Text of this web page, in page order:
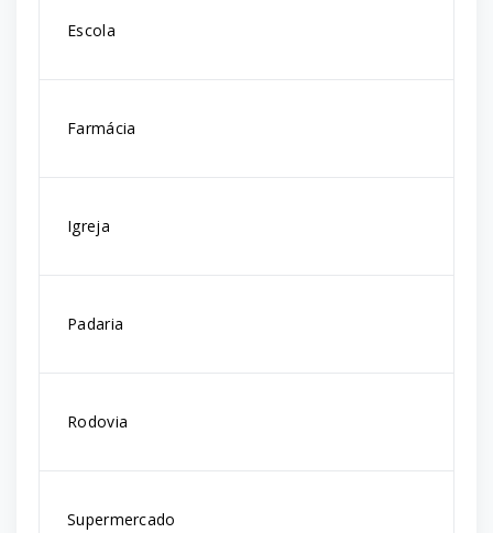
Escola
Farmácia
Igreja
Padaria
Rodovia
Supermercado